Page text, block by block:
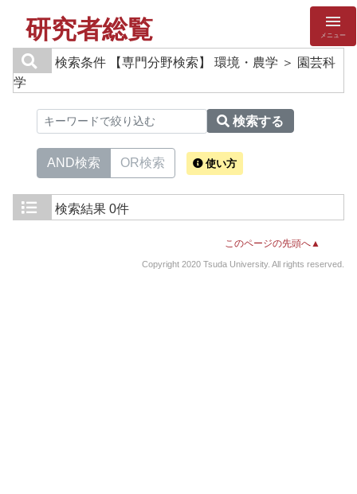
研究者総覧 メニュー
検索条件
【専門分野検索】 環境・農学 ＞ 園芸科
学
検索する
AND検索 OR検索 使い方
検索結果 0件
このページの先頭へ▲
Copyright 2020 Tsuda University. All rights reserved.